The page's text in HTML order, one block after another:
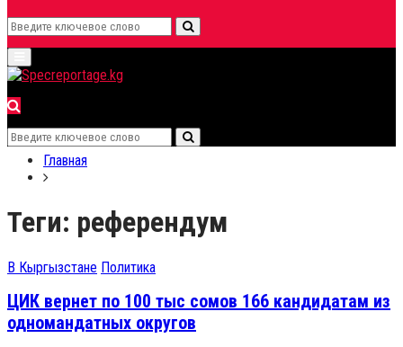
Search
for:
Search
Menu
Search
for:
Search
Главная
Теги: референдум
В Кыргызстане Политика
ЦИК вернет по 100 тыс сомов 166 кандидатам из
одномандатных округов